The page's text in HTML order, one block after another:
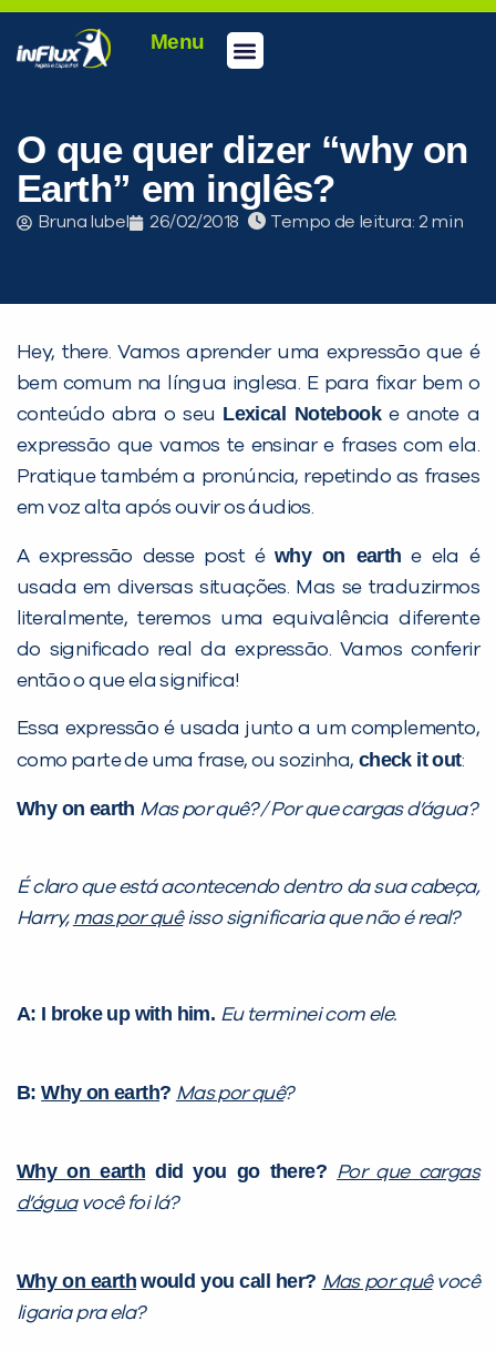
Menu
O que quer dizer “why on
Earth” em inglês?
Bruna Iubel 26/02/2018 Tempo de leitura:
Hey, there. Vamos aprender uma expressão que é
bem comum na língua inglesa. E para fixar bem o
conteúdo abra o seu Lexical Notebooke anote a
expressão que vamos te ensinar e frases com ela.
Pratique também a pronúncia, repetindo as frases
em voz alta após ouvir os áudios.
A expressão desse post é why on earth e ela é
usada em diversas situações. Mas se traduzirmos
literalmente, teremos uma equivalência diferente
do significado real da expressão. Vamos conferir
então o que ela significa!
Essa expressão é usada junto a um complemento,
como parte de uma frase, ou sozinha, check it out:
Why on earth Mas por quê? / Por que cargas d’água?
É claro que está acontecendo dentro da sua cabeça,
Harry, mas por quêisso significaria que não é real?
A: I broke up with him. Eu terminei com ele.
B:Why on earth? Mas por quê?
Why on earth did you go there? Por que cargas
d’águavocê foi lá?
Why on earth would you call her? Mas por quêvocê
ligaria pra ela?
PEÇA UMA DEMONSTRAÇÃO DE MÉTODO
Desculpe!
Não encontramos nenhuma unidade
inFlux nesta cidade ou bairro que
você digitou.
com a:
Você é aluno inFlux?